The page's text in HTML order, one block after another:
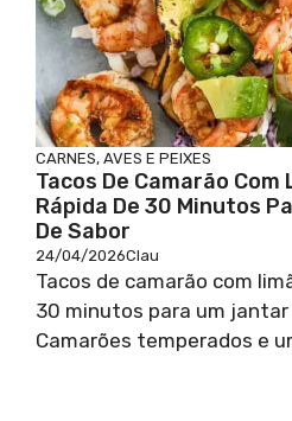
CARNES, AVES E PEIXES
Tacos De Camarão Com
Rápida De 30 Minutos
De Sabor
24/04/2026Clau
Tacos de camarão com
30 minutos para um
Camarões temperados e